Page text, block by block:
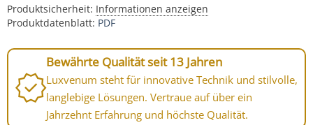
Produktsicherheit: Informationen anzeigen
Produktdatenblatt: PDF
Bewährte Qualität seit 13 Jahren
Luxvenum steht für innovative Technik und stilvolle,
langlebige Lösungen. Vertraue auf über ein
Jahrzehnt Erfahrung und höchste Qualität.